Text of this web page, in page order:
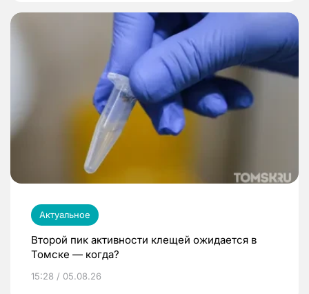
Актуальное
Второй пик активности клещей ожидается в
Томске — когда?
15:28 / 05.08.26